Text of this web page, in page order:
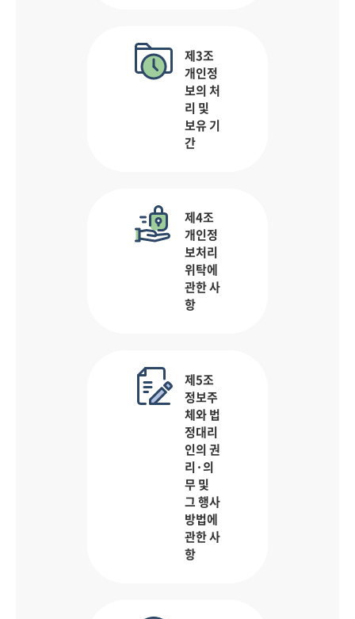
제3조
개인정
보의 처
리 및
보유 기
간
제4조
개인정
보처리
위탁에
관한 사
항
제5조
정보주
체와 법
정대리
인의 권
리·의
무 및
그 행사
방법에
관한 사
항